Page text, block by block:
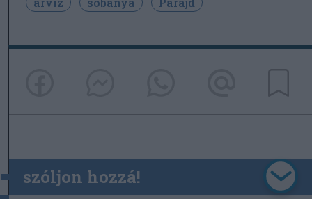
szóljon hozzá!